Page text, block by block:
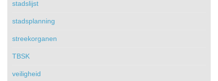
stadslijst
stadsplanning
streekorganen
TBSK
veiligheid